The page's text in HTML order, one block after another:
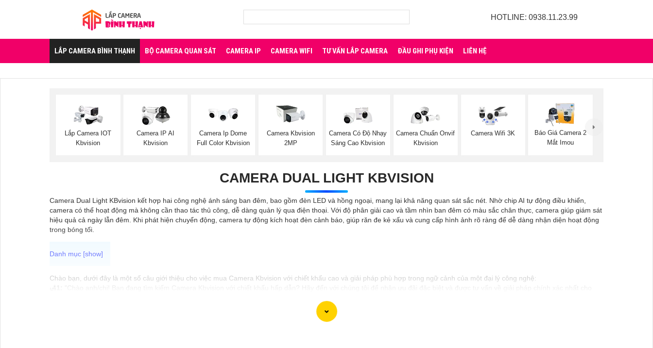
HOTLINE: 0938.11.23.99
LẮP CAMERA BÌNH THẠNH BỘ CAMERA QUAN SÁT CAMERA IP CAMERA WIFI TƯ VẤN LẮP CAMERA ĐẦU GHI PHỤ KIỆN LIÊN HỆ
Lắp Camera IOT
Kbvision
Camera IP AI
Kbvision
Camera Ip Dome
Full Color Kbvision
Camera Kbvision
2MP
Camera Có Độ Nhạy
Sáng Cao Kbvision
Camera Chuẩn Onvif
Kbvision
Camera Wifi 3K
Báo Giá Camera 2
Mắt Imou
CAMERA DUAL LIGHT KBVISION
Camera Dual Light KBvision kết hợp hai công nghệ ánh sáng ban đêm, bao gồm đèn LED và hồng ngoại, mang lại khả năng quan sát sắc nét. Nhờ chip AI tự động điều khiển,
camera có thể hoạt động mà không cần thao tác thủ công, dễ dàng quản lý qua điện thoại. Với độ phân giải cao và tầm nhìn ban đêm có màu sắc chân thực, camera giúp giám sát
hiệu quả cả ngày lẫn đêm. Khi phát hiện chuyển động, camera tự động kích hoạt đèn cảnh báo, giúp răn đe kẻ xấu và cung cấp hình ảnh rõ ràng để dễ dàng nhận diện hoạt động
trong bóng tối.
Chào bạn, dưới đây là một số câu giới thiệu cho việc mua Camera Kbvision với chiết khấu cao và giải pháp phù hợp trong ngữ cảnh của một đại lý công nghệ:
"Bạn muốn mua Camera Kbvision với giá ưu đãi và giải pháp phù hợp? Liên hệ ngay với chúng tôi để được hỗ trợ tốt nhất từ đội ngũ chuyên gia có kinh nghiệm!"
"Chúng tôi cam kết cung cấp Camera Kbvision chính hãng với chiết khấu cao nhất trên thị trường. Hãy đến với chúng tôi để trải nghiệm dịch vụ tốt nhất và nhận được sự tư